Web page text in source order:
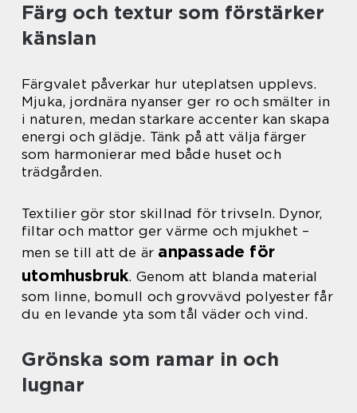
Färg och textur som förstärker
känslan
Färgvalet påverkar hur uteplatsen upplevs.
Mjuka, jordnära nyanser ger ro och smälter in
i naturen, medan starkare accenter kan skapa
energi och glädje. Tänk på att välja färger
som harmonierar med både huset och
trädgården.
Textilier gör stor skillnad för trivseln. Dynor,
filtar och mattor ger värme och mjukhet –
men se till att de är anpassade för
utomhusbruk. Genom att blanda material
som linne, bomull och grovvävd polyester får
du en levande yta som tål väder och vind.
Grönska som ramar in och
lugnar